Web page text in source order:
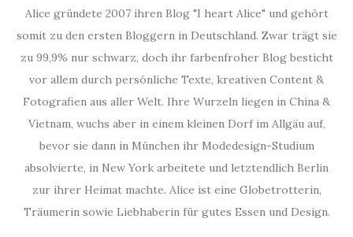
Alice gründete 2007 ihren Blog "I heart Alice" und gehört
somit zu den ersten Bloggern in Deutschland. Zwar trägt sie
zu 99,9% nur schwarz, doch ihr farbenfroher Blog besticht
vor allem durch persönliche Texte, kreativen Content &
Fotografien aus aller Welt. Ihre Wurzeln liegen in China &
Vietnam, wuchs aber in einem kleinen Dorf im Allgäu auf,
bevor sie dann in München ihr Modedesign-Studium
absolvierte, in New York arbeitete und letztendlich Berlin
zur ihrer Heimat machte. Alice ist eine Globetrotterin,
Träumerin sowie Liebhaberin für gutes Essen und Design.